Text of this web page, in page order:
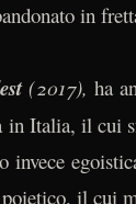
in
(2017), ha
Italia, il cui
invece
il cui